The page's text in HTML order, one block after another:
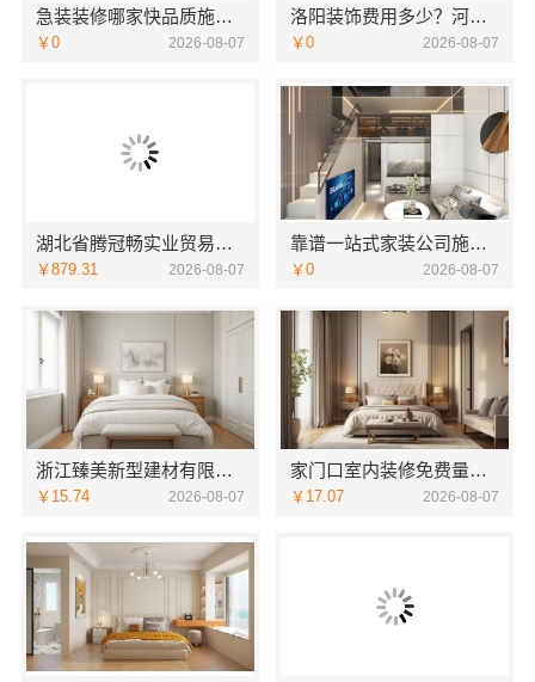
急装装修哪家快品质施工，同城快装省心
￥0 2026-08-07
洛阳装饰费用多少？河南璟臻环保建材有限公司透明报价
￥0 2026-08-07
湖北省腾冠畅实业贸易有限公司：专业轮胎批发平台解决方案
￥879.31 2026-08-07
靠谱一站式家装公司施工南通宏域全宅装饰建材有限公司
￥0 2026-08-07
浙江臻美新型建材有限公司：正规装修质保学区房
￥15.74 2026-08-07
家门口室内装修免费量房，浙江宜美嘉装饰贴心服务
￥17.07 2026-08-07